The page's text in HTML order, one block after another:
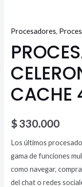
Procesadores,
CACHE
$330.000
Los últimos
gama de funciones
como navegar,
del chat o redes